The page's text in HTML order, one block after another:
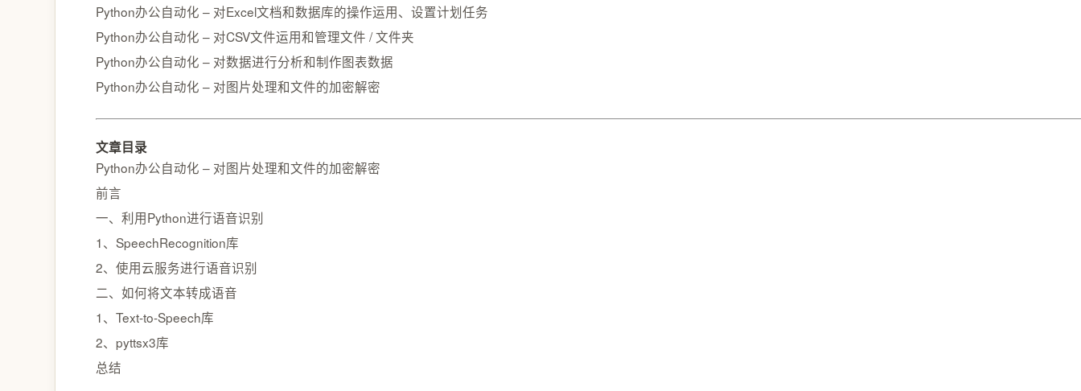
Python办公自动化 – 对Excel文档和数据库的操作运用、设置计划任务
Python办公自动化 – 对CSV文件运用和管理文件 / 文件夹
Python办公自动化 – 对数据进行分析和制作图表数据
Python办公自动化 – 对图片处理和文件的加密解密
文章目录
Python办公自动化 – 对图片处理和文件的加密解密
前言
一、利用Python进行语音识别
1、SpeechRecognition库
2、使用云服务进行语音识别
二、如何将文本转成语音
1、Text-to-Speech库
2、pyttsx3库
总结